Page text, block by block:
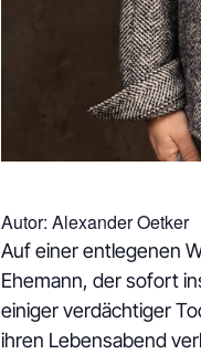
Autor: Alexander Oetker
Auf einer entlegenen
Ehemann, der sofort
einiger verdächtiger
ihren Lebensabend